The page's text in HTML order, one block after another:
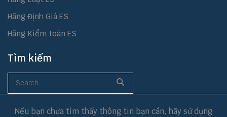
Hãng Định Giá ES
Hãng Kiểm toán ES
Tìm kiếm
Nếu bạn chưa tìm thấy thông tin bạn cần, hãy sử dụng